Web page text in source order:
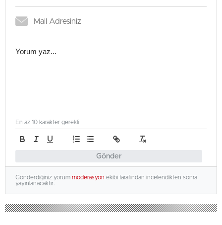
Gönder
En az 10 karakter gerekli
Gönderdiğiniz yorum moderasyon ekibi tarafından incelendikten sonra
yayınlanacaktır.